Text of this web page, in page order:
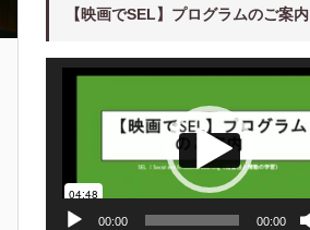
【映画でSEL】プログラムのご案内
動
00:00 00:00